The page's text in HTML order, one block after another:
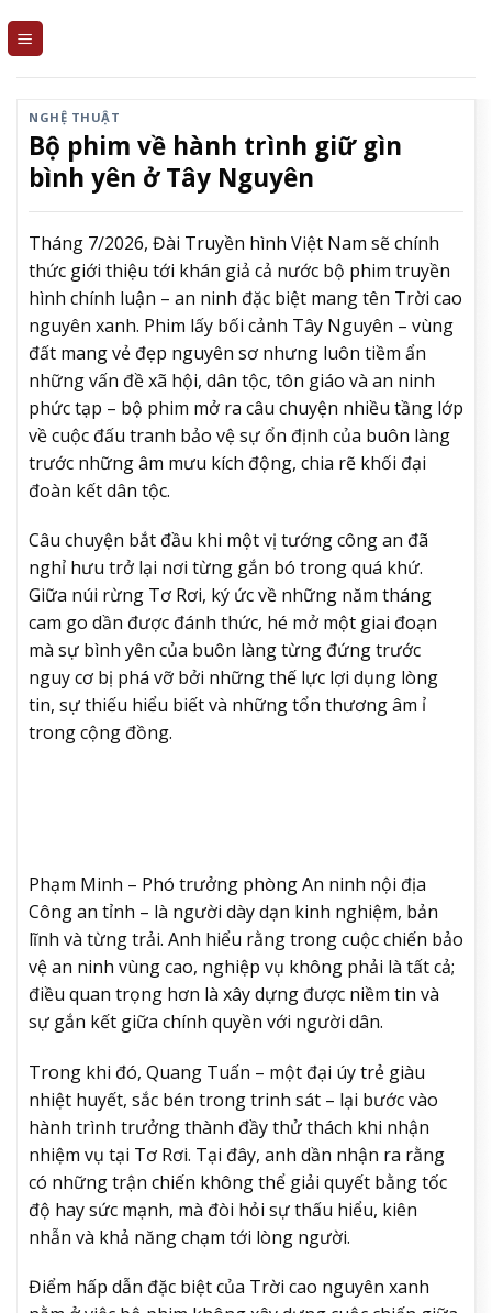
NGHỆ THUẬT
Bộ phim về hành trình giữ gìn
bình yên ở Tây Nguyên
Tháng 7/2026, Đài Truyền hình Việt Nam sẽ chính
thức giới thiệu tới khán giả cả nước bộ phim truyền
hình chính luận – an ninh đặc biệt mang tên Trời cao
nguyên xanh. Phim lấy bối cảnh Tây Nguyên – vùng
đất mang vẻ đẹp nguyên sơ nhưng luôn tiềm ẩn
những vấn đề xã hội, dân tộc, tôn giáo và an ninh
phức tạp – bộ phim mở ra câu chuyện nhiều tầng lớp
về cuộc đấu tranh bảo vệ sự ổn định của buôn làng
trước những âm mưu kích động, chia rẽ khối đại
đoàn kết dân tộc.
Câu chuyện bắt đầu khi một vị tướng công an đã
nghỉ hưu trở lại nơi từng gắn bó trong quá khứ.
Giữa núi rừng Tơ Rơi, ký ức về những năm tháng
cam go dần được đánh thức, hé mở một giai đoạn
mà sự bình yên của buôn làng từng đứng trước
nguy cơ bị phá vỡ bởi những thế lực lợi dụng lòng
tin, sự thiếu hiểu biết và những tổn thương âm ỉ
trong cộng đồng.
Phạm Minh – Phó trưởng phòng An ninh nội địa
Công an tỉnh – là người dày dạn kinh nghiệm, bản
lĩnh và từng trải. Anh hiểu rằng trong cuộc chiến bảo
vệ an ninh vùng cao, nghiệp vụ không phải là tất cả;
điều quan trọng hơn là xây dựng được niềm tin và
sự gắn kết giữa chính quyền với người dân.
Trong khi đó, Quang Tuấn – một đại úy trẻ giàu
nhiệt huyết, sắc bén trong trinh sát – lại bước vào
hành trình trưởng thành đầy thử thách khi nhận
nhiệm vụ tại Tơ Rơi. Tại đây, anh dần nhận ra rằng
có những trận chiến không thể giải quyết bằng tốc
độ hay sức mạnh, mà đòi hỏi sự thấu hiểu, kiên
nhẫn và khả năng chạm tới lòng người.
Điểm hấp dẫn đặc biệt của Trời cao nguyên xanh